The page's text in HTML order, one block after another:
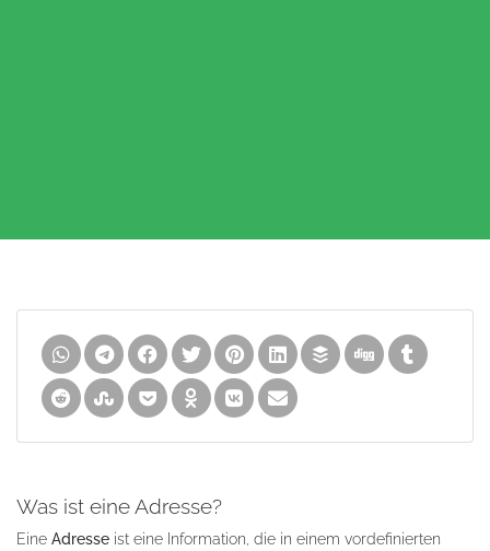
Was ist eine Adresse?
Eine Adresse ist eine Information, die in einem vordefinierten